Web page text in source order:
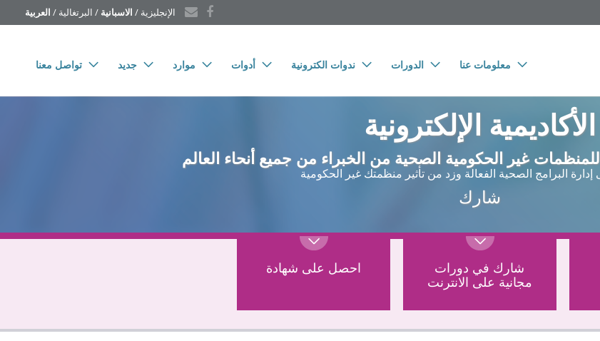
الإنجليزية / الاسبانية / البرتغالية / العربية
معلومات عنا الدورات ندوات الكترونية أدوات موارد جديد تواصل معنا
الأكاديمية الإلكترونية
غير الحكومية الصحية من الخبراء من جميع أنحاء العالم
البرامج الصحية الفعالة وزد من تأثير منظمتك غير الحكومية
شارك
شارك في دورات
مجانية على الانترنت
احصل على شهادة